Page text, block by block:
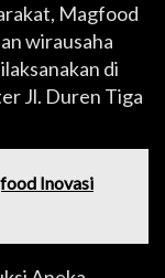
Magfood
wirausaha
di
Jl. Duren Tiga
Inovasi